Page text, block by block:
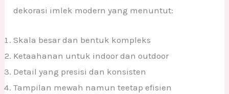
dekorasi imlek modern yang menuntut:
Skala besar dan bentuk kompleks
Ketaahanan untuk indoor dan outdoor
Detail yang presisi dan konsisten
Tampilan mewah namun teetap efisien